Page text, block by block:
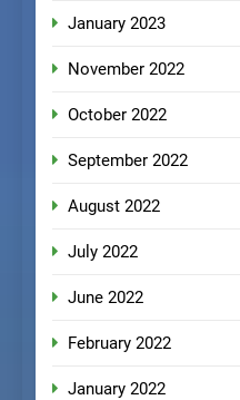
January 2023
November 2022
October 2022
September 2022
August 2022
July 2022
June 2022
February 2022
January 2022